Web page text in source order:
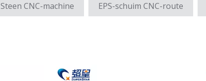
Steen CNC-machine EPS-schuim CNC-route